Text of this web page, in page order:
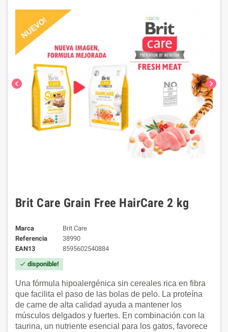
chevron_left chevron_right
Brit Care Grain Free HairCare 2 kg
Marca
Brit Care
Referencia
38990
EAN13
8595602540884
check disponible!
Una fórmula hipoalergénica sin cereales rica en fibra
que facilita el paso de las bolas de pelo. La proteína
de carne de alta calidad ayuda a mantener los
músculos delgados y fuertes. En combinación con la
taurina, un nutriente esencial para los gatos, favorece